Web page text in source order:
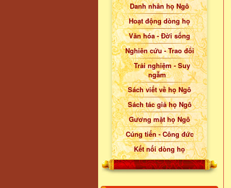
Danh nhân họ Ngô
Hoạt động dòng họ
Văn hóa - Đời sống
Nghiên cứu - Trao đổi
Trải nghiệm - Suy
ngẫm
Sách viết về họ Ngô
Sách tác giả họ Ngô
Gương mặt họ Ngô
Cúng tiến - Công đức
Kết nối dòng họ